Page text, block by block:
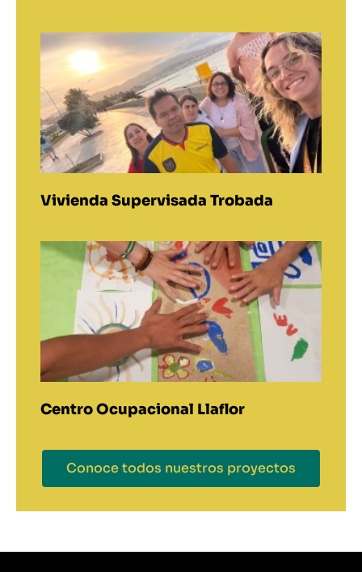
Vivienda Supervisada Trobada
Centro Ocupacional Llaflor
Conoce todos nuestros proyectos